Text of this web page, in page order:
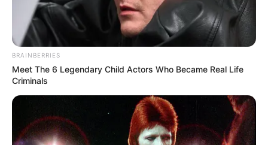
BRAINBERRIES
Meet The 6 Legendary Child Actors Who Became Real Life
Criminals